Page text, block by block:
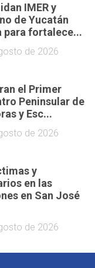
IMER y
de Yucatán
para fortalece...
de 2026
el Primer
Peninsular de
y Esc...
de 2026
y
en las
en San José
de 2026